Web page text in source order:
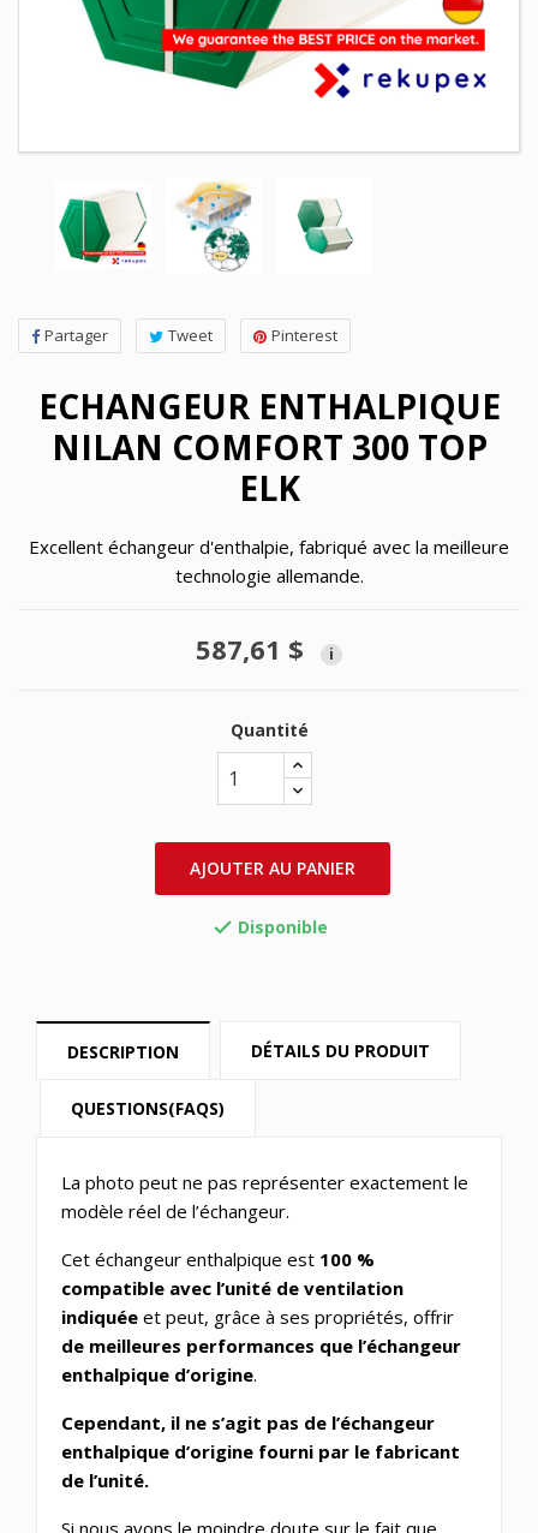
Partager Tweet Pinterest
ECHANGEUR ENTHALPIQUE
NILAN COMFORT 300 TOP
ELK
Excellent échangeur d'enthalpie, fabriqué avec la meilleure
technologie allemande.
587,61 $ i
Quantité
AJOUTER AU PANIER
 Disponible
DESCRIPTION DÉTAILS DU PRODUIT
QUESTIONS(FAQS)
La photo peut ne pas représenter exactement le
modèle réel de l’échangeur.
Cet échangeur enthalpique est 100 %
compatible avec l’unité de ventilation
indiquée et peut, grâce à ses propriétés, offrir
de meilleures performances que l’échangeur
enthalpique d’origine.
Cependant, il ne s’agit pas de l’échangeur
enthalpique d’origine fourni par le fabricant
de l’unité.
Si nous avons le moindre doute sur le fait que